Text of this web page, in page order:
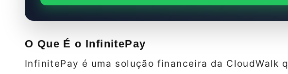
O Que É o InfinitePay
InfinitePay é uma solução financeira da CloudWalk